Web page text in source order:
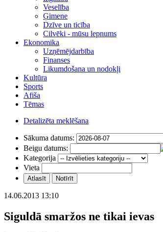
Veselība
Ģimene
Dzīve un ticība
Cilvēki - mūsu lepnums
Ekonomika
Uzņēmējdarbība
Finanses
Likumdošana un nodokļi
Kultūra
Sports
Afiša
Tēmas
Detalizēta meklēšana
Sākuma datums:
Beigu datums:
Kategorija
Vieta
14.06.2013 13:10
Siguldā smaržos ne tikai ievas